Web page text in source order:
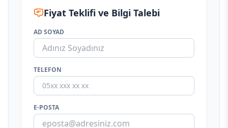
Fiyat Teklifi ve Bilgi Talebi
AD SOYAD
TELEFON
E-POSTA